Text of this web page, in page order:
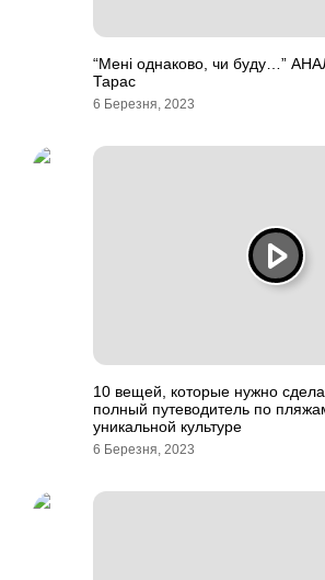
“Мені однаково, чи буду…”
Тарас
6 Березня, 2023
10 вещей, которые нужно
полный путеводитель по
уникальной культуре
6 Березня, 2023